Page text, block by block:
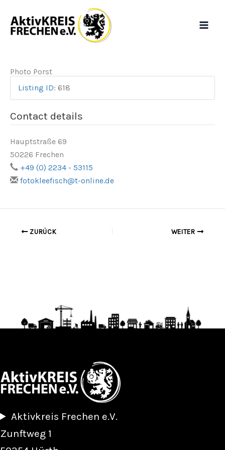
Inhalt
springen
Photo Porst
Listing ID: 618
Contact details
Hauptstraße 69
50226 Frechen
+49 (0) 2234 - 53115
fotokleefisch@t-online.de
ZURÜCK WEITER
Aktivkreis Frechen e.V.
Zunftweg 1